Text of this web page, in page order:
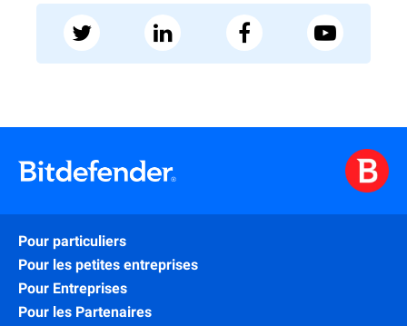
Pour particuliers
Pour les petites entreprises
Pour Entreprises
Pour les Partenaires